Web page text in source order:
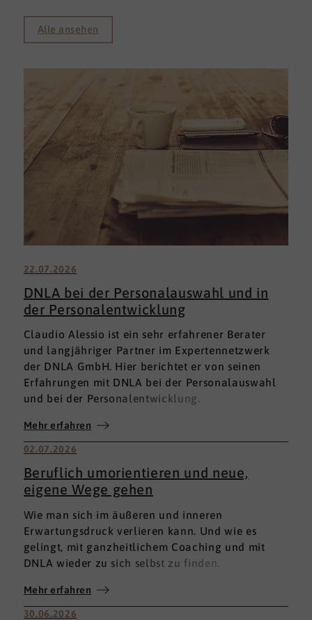
Alle ansehen
22.07.2026
DNLA bei der Personalauswahl und in
der Personalentwicklung
Claudio Alessio ist ein sehr erfahrener Berater
und langjähriger Partner im Expertennetzwerk
der DNLA GmbH. Hier berichtet er von seinen
Erfahrungen mit DNLA bei der Personalauswahl
und bei der Personalentwicklung.
Mehr erfahren
02.07.2026
Beruflich umorientieren und neue,
eigene Wege gehen
Wie man sich im äußeren und inneren
Erwartungsdruck verlieren kann. Und wie es
gelingt, mit ganzheitlichem Coaching und mit
DNLA wieder zu sich selbst zu finden.
Mehr erfahren
30.06.2026